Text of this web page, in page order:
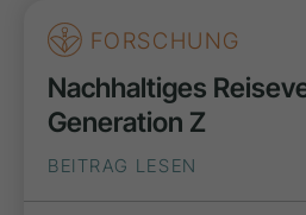
FORSCHUNG
Nachhaltiges
Generation Z
BEITRAG LESEN